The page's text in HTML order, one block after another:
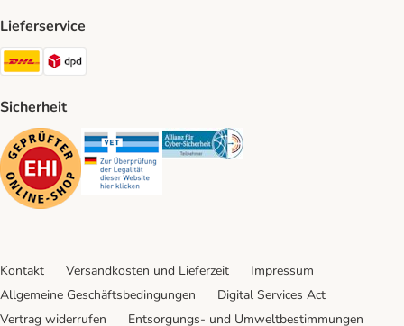
Lieferservice
DHL Shipping Method
Sicherheit
Security Security Security
Kontakt Versandkosten und Lieferzeit
Impressum
Allgemeine Geschäftsbedingungen
Digital Services Act
Vertrag widerrufen
Entsorgungs- und Umweltbestimmungen